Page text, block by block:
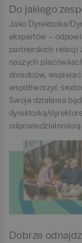
Do jakiego
Jako Dyrektorka/
ekspertów –
partnerskich relacji
naszych
doradców,
współtworzyć
Swoje działania
dyrektorką/
Dobrze